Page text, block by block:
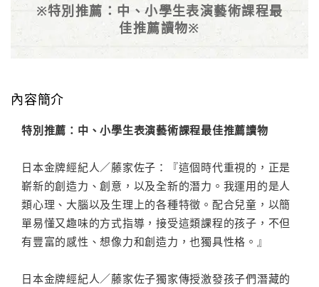
※特別推薦：中、小學生表演藝術課程最
佳推薦讀物※
內容簡介
特別推薦：中、小學生表演藝術課程最佳推薦讀物
日本金牌經紀人／藤家佐子：『這個時代重視的，正是
嶄新的創造力、創意，以及全新的潛力。我運用的是人
類心理、大腦以及生理上的各種特徵。配合兒童，以簡
單易懂又趣味的方式指導，接受這類課程的孩子，不但
有豐富的感性、想像力和創造力，也獨具性格。』
日本金牌經紀人／藤家佐子獨家傳授激發孩子們潛藏的